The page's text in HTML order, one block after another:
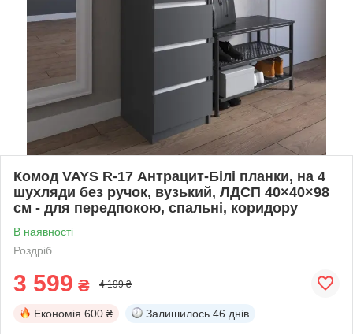
Комод VAYS R-17 Антрацит-Білі планки, на 4
шухляди без ручок, вузький, ЛДСП 40×40×98
см - для передпокою, спальні, коридору
В наявності
Роздріб
3 599 ₴ 4 199 ₴
Економія 600 ₴ Залишилось 46 днів